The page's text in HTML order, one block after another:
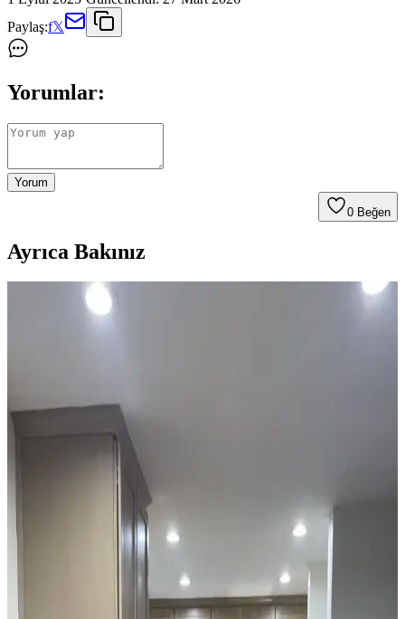
Paylaş:f𝕏
Yorumlar:
Yorum
0 Beğen
Ayrıca Bakınız
Mutfak Tezgah Arkası Montajında Doğru Hizalama
Yöntemleri ve Avantajları
sağlar.
Mutfak Köşesini Fonksiyonel ve Estetik Hale
Getirme Pratik Düzenleme Yöntemleri
Mutfak köşenizi düzenlerken gereksiz eşyalardan kurtulmak,
bitkileri doğru konumlandırmak ve askı sistemleri kullanmak
işlevsellik ve estetik sağlar. Alanı işlevsel gruplarla düzenlemek
Mutfak Tezgah Arkası Seçiminde Renk, Stil ve
Fonksiyonellik Dengesi